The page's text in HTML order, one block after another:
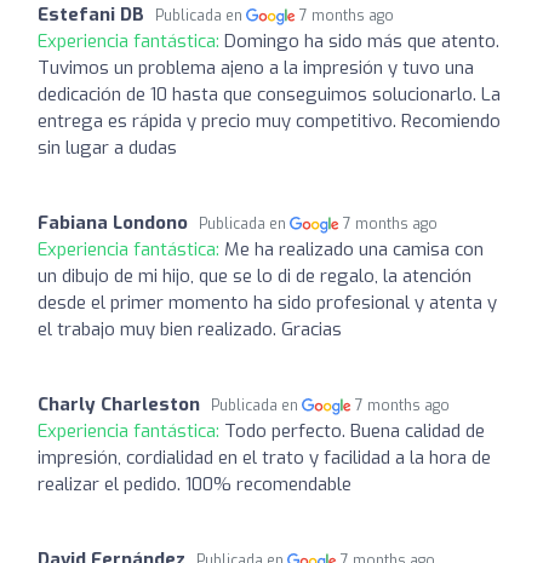
Estefani DB Publicada en 7 months ago
Experiencia fantástica: Domingo ha sido más que atento.
Tuvimos un problema ajeno a la impresión y tuvo una
dedicación de 10 hasta que conseguimos solucionarlo. La
entrega es rápida y precio muy competitivo. Recomiendo
sin lugar a dudas
Fabiana Londono Publicada en 7 months ago
Experiencia fantástica: Me ha realizado una camisa con
un dibujo de mi hijo, que se lo di de regalo, la atención
desde el primer momento ha sido profesional y atenta y
el trabajo muy bien realizado. Gracias
Charly Charleston Publicada en 7 months ago
Experiencia fantástica: Todo perfecto. Buena calidad de
impresión, cordialidad en el trato y facilidad a la hora de
realizar el pedido. 100% recomendable